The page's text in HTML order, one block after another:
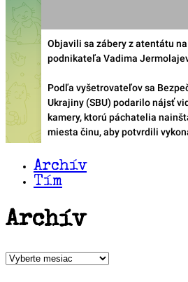
Archív
Tím
Archív
Archív